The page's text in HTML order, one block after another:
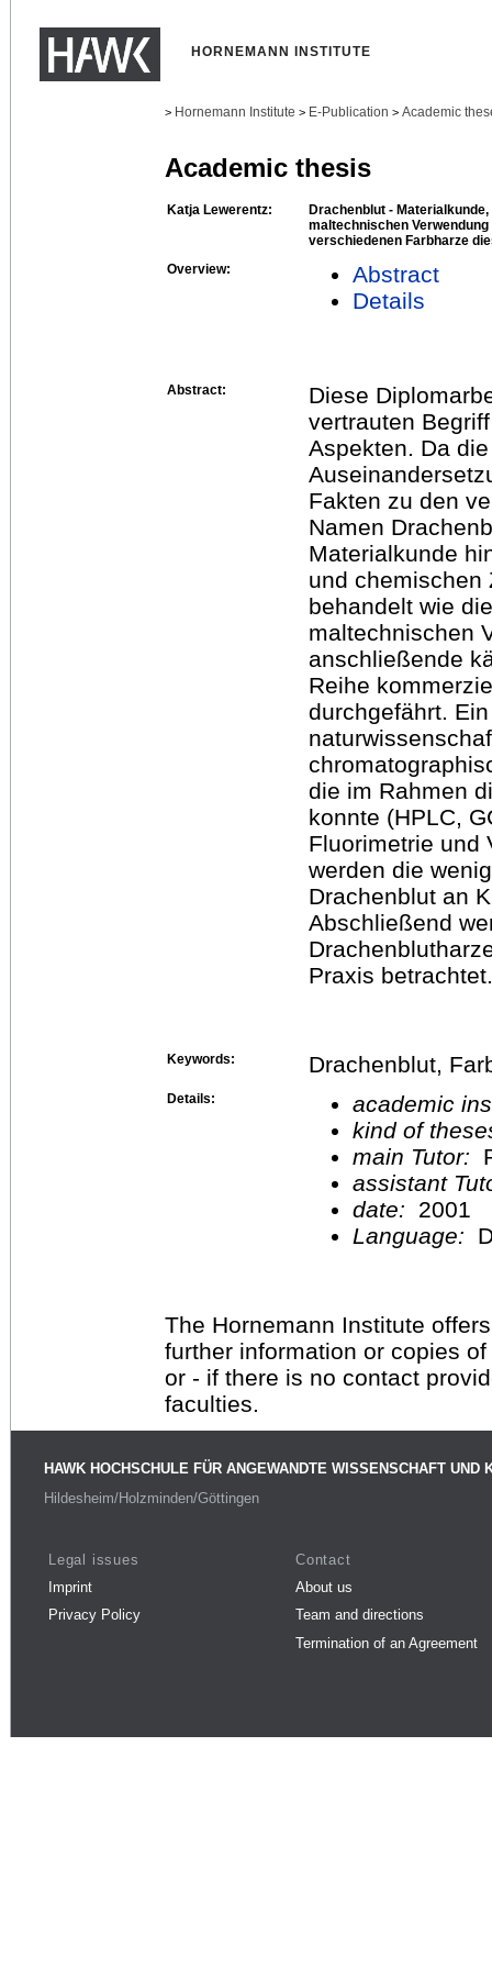
HORNEMANN INSTITUTE
> Hornemann Institute > E-Publication > Academic
Academic thesis
Katja Lewerentz:
Drachenblut -
maltechnischen
verschiedenen Farbharze
Overview:
Abstract
Details
Abstract:
Diese
vertrauten
Aspekten. Da
Fakten zu den
Namen
Materialkunde
und chemischen
behandelt wie
maltechnischen
anschließende
Reihe
durchgefährt.
die im Rahmen
konnte (HPLC,
Fluorimetrie und
werden die
Drachenblut an
Abschließend
Praxis betrachtet.
Keywords: Drachenblut,
Details:
academic
kind of
main Tutor:
assistant
date:
2001
Language:
The Hornemann Institute
further information or copies
or - if there is no contact
faculties.
HAWK HOCHSCHULE FÜR ANGEWANDTE WISSENSCHAFT UND
Hildesheim/Holzminden/Göttingen
Legal issues
Imprint
Privacy Policy
Contact
About us
Team and directions
Termination of an Agreement